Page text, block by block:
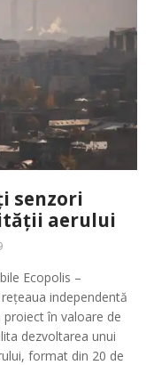
senzori
aerului
Ecopolis –
independentă
în valoare de
dezvoltarea unui
format din 20 de